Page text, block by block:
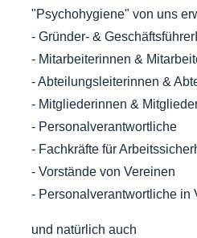
"Psychohygiene" von uns
- Gründer- &
- Mitarbeiterinnen &
- Abteilungsleiterinnen &
- Mitgliederinnen &
- Personalverantwortliche
- Fachkräfte für
- Vorstände von Vereinen
- Personalverantwortliche in
und natürlich auch